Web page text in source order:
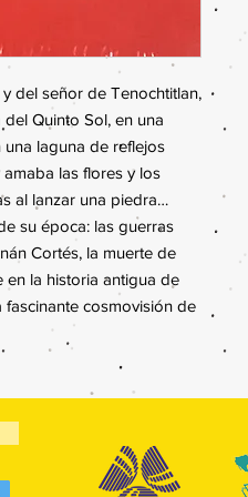
del señor de Tenochtitlan,
Quinto Sol, en una
laguna de reflejos
las flores y los
al lanzar una piedra…
su época: las guerras
Cortés, la muerte de
en la historia antigua de
fascinante cosmovisión de